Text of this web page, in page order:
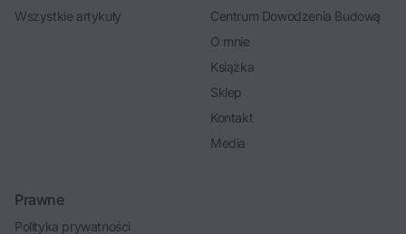
Wszystkie artykuły
Centrum Dowodzenia Budową
O mnie
Książka
Sklep
Kontakt
Media
Prawne
Polityka prywatności